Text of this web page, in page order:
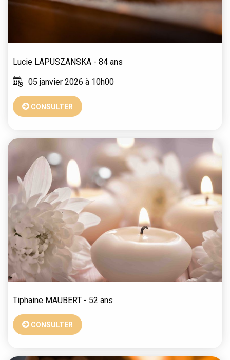
Lucie LAPUSZANSKA - 84 ans
05 janvier 2026 à 10h00
CONSULTER
Tiphaine MAUBERT - 52 ans
CONSULTER